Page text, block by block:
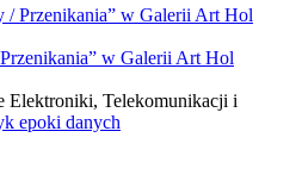
w Galerii Art Hol
Elektroniki, Telekomunikacji i
epoki danych